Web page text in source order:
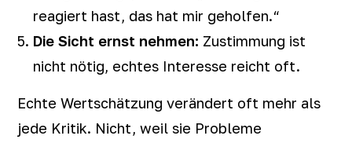
reagiert hast, das hat mir geholfen.“
Die Sicht ernst nehmen: Zustimmung ist
nicht nötig, echtes Interesse reicht oft.
Echte Wertschätzung verändert oft mehr als
jede Kritik. Nicht, weil sie Probleme